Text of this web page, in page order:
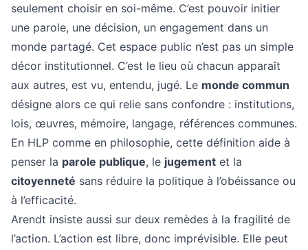
seulement choisir en soi-même. C’est pouvoir initier
une parole, une décision, un engagement dans un
monde partagé. Cet espace public n’est pas un simple
décor institutionnel. C’est le lieu où chacun apparaît
aux autres, est vu, entendu, jugé. Le monde commun
désigne alors ce qui relie sans confondre : institutions,
lois, œuvres, mémoire, langage, références communes.
En HLP comme en philosophie, cette définition aide à
penser la parole publique, le jugement et la
citoyenneté sans réduire la politique à l’obéissance ou
à l’efficacité.
Arendt insiste aussi sur deux remèdes à la fragilité de
l’action. L’action est libre, donc imprévisible. Elle peut